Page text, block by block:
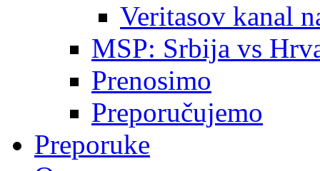
Veritasov kanal
MSP: Srbija vs
Prenosimo
Preporučujemo
Preporuke